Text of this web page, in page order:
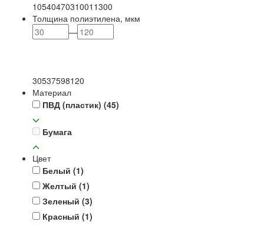
1054047031001 1300
Толщина полиэтилена, мкм
—
30537598120
Материал
ПВД (пластик) (45)
Бумага
Цвет
Белый (1)
Желтый (1)
Зеленый (3)
Красный (1)